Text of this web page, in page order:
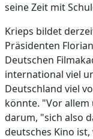
seine Zeit mit
Krieps bildet
Präsidenten
Deutschen
international viel
Deutschland viel
könnte. "Vor allem
darum, "sich also
deutsches Kino